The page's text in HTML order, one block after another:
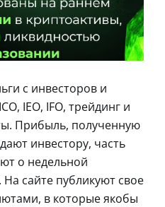
с инвесторов и
IEO, IFO, трейдинг и
Прибыль, полученную
инвестору, часть
о недельной
сайте публикуют свое
в которые якобы